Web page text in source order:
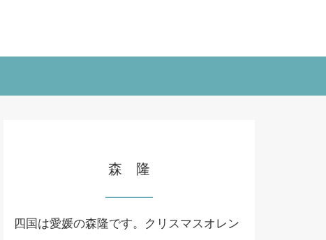
森 隆
四国は愛媛の森隆です。クリスマスオレン